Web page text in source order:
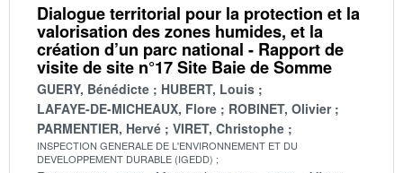
Dialogue territorial pour la protection et la
valorisation des zones humides, et la
création d’un parc national - Rapport de
visite de site n°17 Site Baie de Somme
GUERY, Bénédicte
HUBERT, Louis
LAFAYE-DE-MICHEAUX, Flore
ROBINET, Olivier
PARMENTIER, Hervé
VIRET, Christophe
INSPECTION GENERALE DE L'ENVIRONNEMENT ET DU
DEVELOPPEMENT DURABLE (IGEDD)